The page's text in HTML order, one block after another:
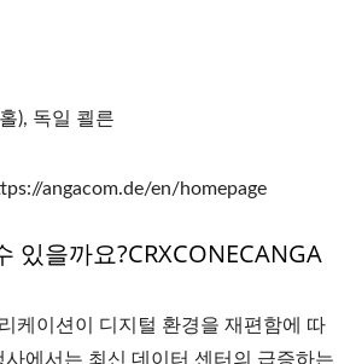
), 독일 쾰른
angacom.de/en/homepage
있을까요?CRXCONECANGA
케이션이 디지털 환경을 재편함에 따
사에서는 최신 데이터 센터의 급증하는